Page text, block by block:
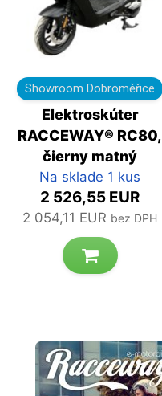
Showroom Dobroměřice
Elektroskúter
RACCEWAY® RC80,
čierny matný
Na sklade 1 kus
2 526,55 EUR
2 054,11 EUR bez DPH